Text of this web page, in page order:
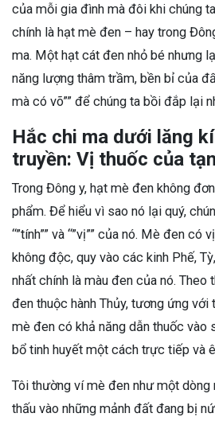
của mỗi gia đình mà đôi khi chúng
chính là hạt mè đen – hay trong
ma. Một hạt cát đen nhỏ bé nhưng
năng lượng thâm trầm, bền bỉ của
mà có võ”” để chúng ta bồi đắp lại
Hắc chi ma dưới lăng
truyền: Vị thuốc của
Trong Đông y, hạt mè đen không
phẩm. Để hiểu vì sao nó lại quý,
“”tính”” và “”vị”” của nó. Mè đen có
không độc, quy vào các kinh Phế,
nhất chính là màu đen của nó. Theo
đen thuộc hành Thủy, tương ứng với
mè đen có khả năng dẫn thuốc vào
bổ tinh huyết một cách trực tiếp và
Tôi thường ví mè đen như một dòng
thấu vào những mảnh đất đang bị